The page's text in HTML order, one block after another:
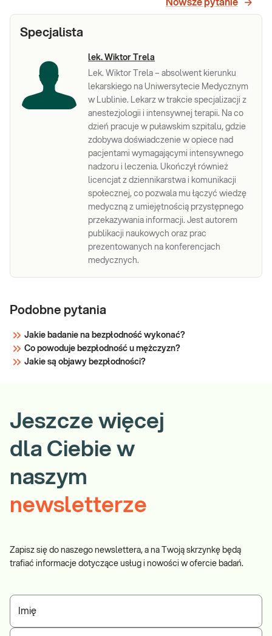
Nowsze pytanie
Specjalista
lek. Wiktor Trela
Lek. Wiktor Trela – absolwent kierunku
lekarskiego na Uniwersytecie Medycznym
w Lublinie. Lekarz w trakcie specjalizacji z
anestezjologii i intensywnej terapii. Na co
dzień pracuje w puławskim szpitalu, gdzie
zdobywa doświadczenie w opiece nad
pacjentami wymagającymi intensywnego
nadzoru i leczenia. Ukończył również
licencjat z dziennikarstwa i komunikacji
społecznej, co pozwala mu łączyć wiedzę
medyczną z umiejętnością przystępnego
przekazywania informacji. Jest autorem
publikacji naukowych oraz prac
prezentowanych na konferencjach
medycznych.
Podobne pytania
Jakie badanie na bezpłodność wykonać?
Co powoduje bezpłodność u mężczyzn?
Jakie są objawy bezpłodności?
Jeszcze więcej
dla Ciebie w
naszym
newsletterze
Zapisz się do naszego newslettera, a na Twoją skrzynkę będą
trafiać informacje dotyczące usług i nowości w ofercie badań.
Imię